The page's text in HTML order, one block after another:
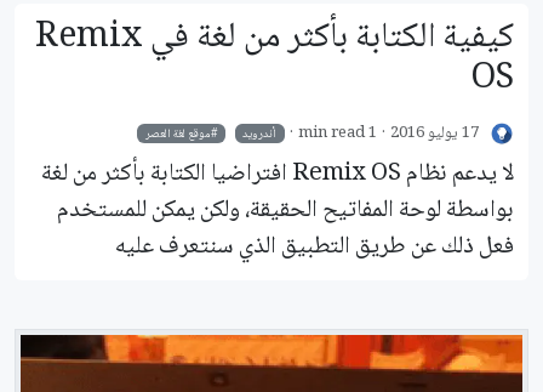
كيفية الكتابة بأكثر من لغة في Remix
OS
17 يوليو 2016 1 min read أندرويد موقع لغة العصر
لا يدعم نظام Remix OS افتراضيا الكتابة بأكثر من لغة
بواسطة لوحة المفاتيح الحقيقة، ولكن يمكن للمستخدم
فعل ذلك عن طريق التطبيق الذي سنتعرف عليه